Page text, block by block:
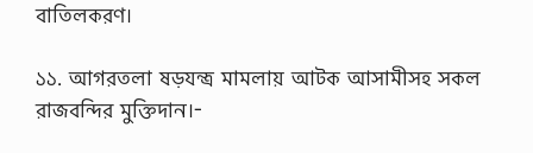
রু
ন
বাতিলকরণ।
১১. আগরতলা ষড়যন্ত্র মামলায় আটক আসামীসহ সকল
রাজবন্দির মুক্তিদান।-